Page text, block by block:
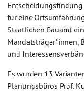
für eine
Staatlichen Bauamt
Mandatsträger*innen,
und
Es wurden 13
Planungsbüros Prof.